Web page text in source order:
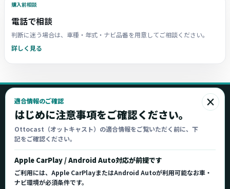
購入前相談
電話で相談
判断に迷う場合は、車種・年式・ナビ品番を用意してご相談ください。
詳しく見る
×
適合情報のご確認
はじめに注意事項をご確認ください。
Ottocast（オットキャスト）の適合情報をご覧いただく前に、下
記をご確認ください。
Apple CarPlay / Android Auto対応が前提です
ご利用には、Apple CarPlayまたはAndroid Autoが利用可能なお車・
ナビ環境が必須条件です。
Ottocast
オットキャスト
Ottocast正規販売代理店 Azgate株式会社
Ottocast（オットキャスト）の製品情報、車種適
合、サポート情報を日本国内向けに整理してご案内し
ます。